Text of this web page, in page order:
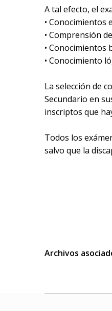
A tal efecto, el
• Conocimientos
• Comprensión
• Conocimientos
• Conocimiento
La selección de
Secundario en
inscriptos que
Todos los
salvo que la
Archivos